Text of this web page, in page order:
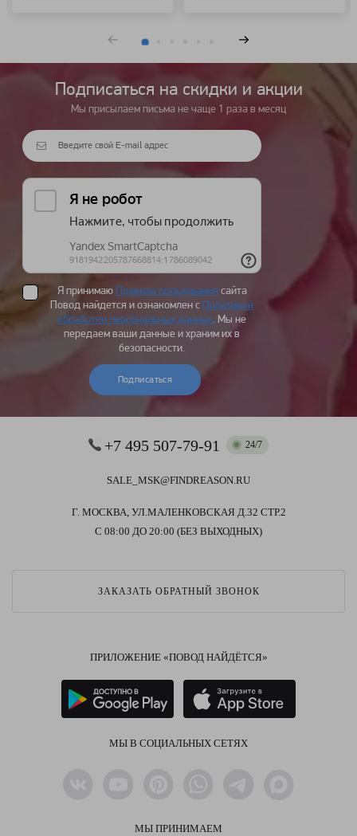
Подписаться на cкидки и акции
Мы присылаем письма не чаще 1 раза в месяц
Я принимаю Правила пользования сайта
Повод найдется и ознакомлен с Политикой
обработки персональных данных. Мы не
передаем ваши данные и храним их в
безопасности.
Подписаться
+7 495 507-79-91 24/7
SALE_MSK@FINDREASON.RU
Г. МОСКВА, УЛ.МАЛЕНКОВСКАЯ Д.32 СТР.2
С 08:00 ДО 20:00 (БЕЗ ВЫХОДНЫХ)
ЗАКАЗАТЬ ОБРАТНЫЙ ЗВОНОК
ПРИЛОЖЕНИЕ «ПОВОД НАЙДЁТСЯ»
МЫ В СОЦИАЛЬНЫХ СЕТЯХ
МЫ ПРИНИМАЕМ